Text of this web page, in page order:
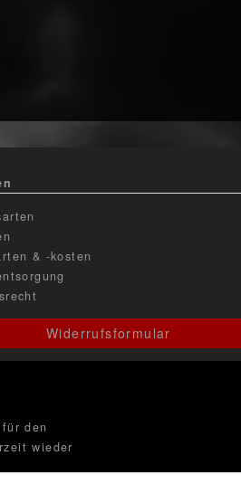
& -kosten
Widerrufsformular
den
wieder